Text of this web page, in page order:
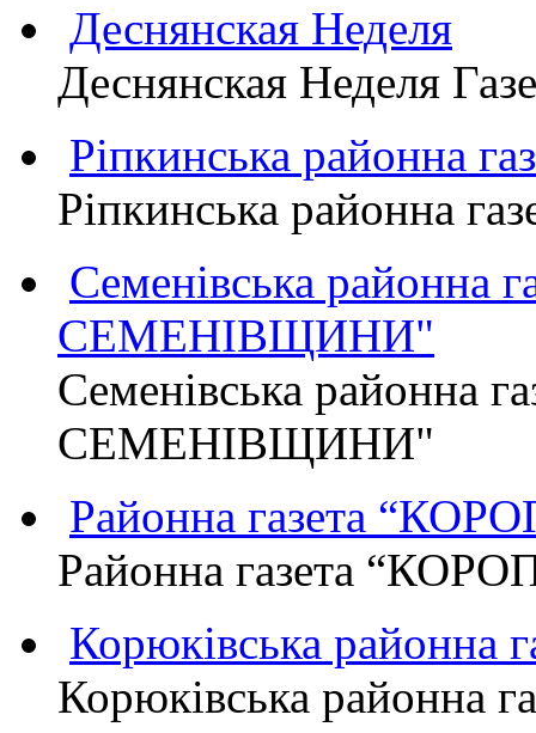
Деснянская Неделя
Деснянская Неделя
Ріпкинська районна
Ріпкинська районна
Семенівська районна
СЕМЕНІВЩИНИ"
Семенівська районна
СЕМЕНІВЩИНИ"
Районна газета
Районна газета
Корюківська районна
Корюківська районна